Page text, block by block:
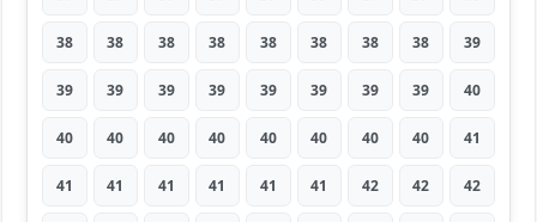
38 38 38 38 38 38 38 38 39
39 39 39 39 39 39 39 39 40
40 40 40 40 40 40 40 40 41
41 41 41 41 41 41 42 42 42